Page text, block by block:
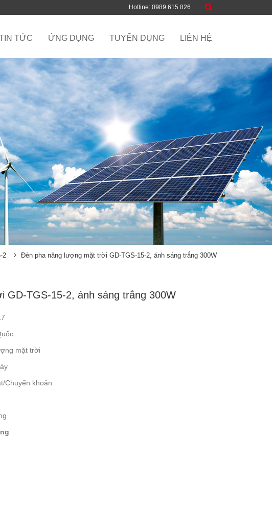
Hotline: 0989 615 826
TỨC ỨNG DỤNG TUYỂN DỤNG LIÊN HỆ
2 Đèn pha năng lượng mặt trời GD-TGS-15-2, ánh sáng trắng 300W
GD-TGS-15-2, ánh sáng trắng 300W
mặt trời
Chuyển khoản